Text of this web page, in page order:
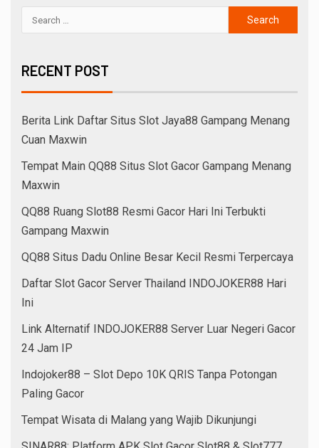
RECENT POST
Berita Link Daftar Situs Slot Jaya88 Gampang Menang
Cuan Maxwin
Tempat Main QQ88 Situs Slot Gacor Gampang Menang
Maxwin
QQ88 Ruang Slot88 Resmi Gacor Hari Ini Terbukti
Gampang Maxwin
QQ88 Situs Dadu Online Besar Kecil Resmi Terpercaya
Daftar Slot Gacor Server Thailand INDOJOKER88 Hari
Ini
Link Alternatif INDOJOKER88 Server Luar Negeri Gacor
24 Jam IP
Indojoker88 – Slot Depo 10K QRIS Tanpa Potongan
Paling Gacor
Tempat Wisata di Malang yang Wajib Dikunjungi